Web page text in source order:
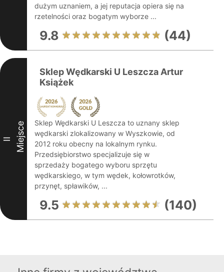
dużym uznaniem, a jej reputacja opiera się na
rzetelności oraz bogatym wyborze ...
9.8 (44)
II Miejsce
Sklep Wędkarski U Leszcza Artur
Książek
Sklep Wędkarski U Leszcza to uznany sklep
wędkarski zlokalizowany w Wyszkowie, od
2012 roku obecny na lokalnym rynku.
Przedsiębiorstwo specjalizuje się w
sprzedaży bogatego wyboru sprzętu
wędkarskiego, w tym wędek, kołowrotków,
przynęt, spławików, ...
9.5 (140)